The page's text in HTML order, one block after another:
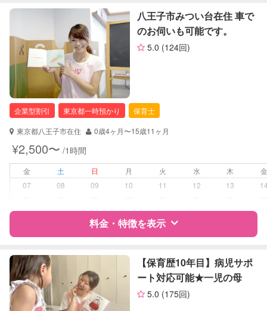
レッスン
定期予約
お子様の撮影
（定期特典）
対応不可
特徴 料金 レビュー
サポートの特徴
資格
自治体届出済ベビーシッター
看護師
対応可能/特徴 なし
病児対応
障がい児対応 対応可否は個別に相談
お引き受けしていません
お子様の撮影
（定期特典）
対応不可
八王子市みつい台在住 車で
のお伺いも可能です。
5.0 (124回)
企業型割引 東京都一時預かり
保育士
東京都八王子市在住
0歳4ヶ月〜15歳11ヶ月
¥2,500〜 /1時間
金 土 日 月 火 水 木
07
08 09 10 11 12 13
料金・特徴を表示
特徴 料金 レビュー
サポートの特徴
【保育歴10年目】病児サポ
ート対応可能★一児の母
5.0 (175回)